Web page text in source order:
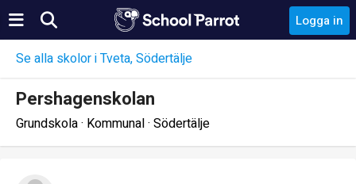
Logga in
Se alla skolor i Tveta, Södertälje
Pershagenskolan
Grundskola · Kommunal · Södertälje